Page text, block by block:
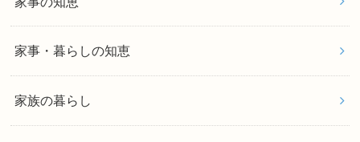
家事・暮らしの知恵
家族の暮らし